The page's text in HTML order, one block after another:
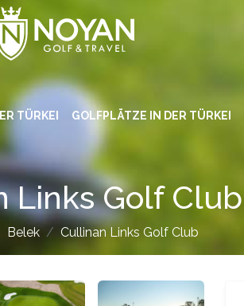
TÜRKEI GOLFPLÄTZE IN DER TÜRKEI
Links Golf Club
Belek Cullinan Links Golf Club